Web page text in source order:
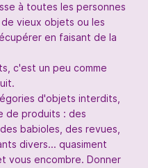
à toutes les personnes
vieux objets ou les
en faisant de la
c'est un peu comme
d'objets interdits,
de produits : des
babioles, des revues,
divers... quasiment
vous encombre. Donner